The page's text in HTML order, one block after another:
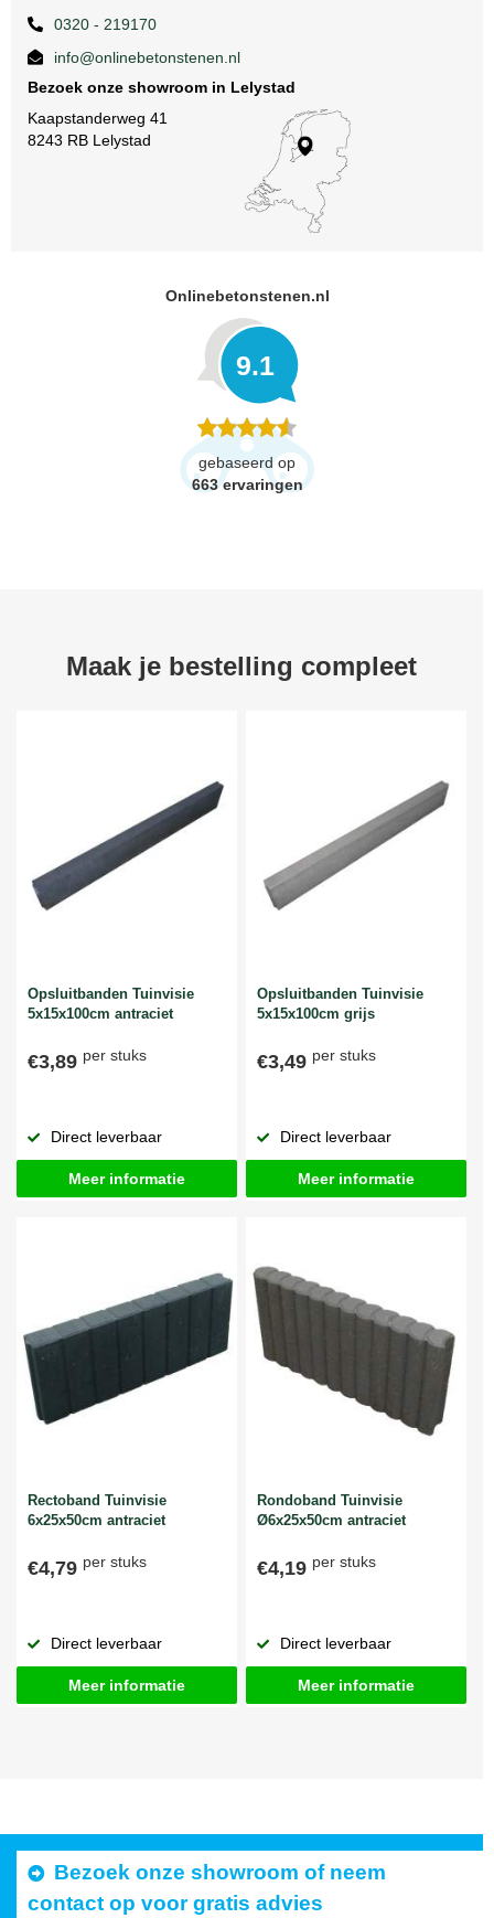
0320 - 219170
info@onlinebetonstenen.nl
Bezoek onze showroom in Lelystad
Kaapstanderweg 41
8243 RB Lelystad
Onlinebetonstenen.nl
9.1
gebaseerd op
663 ervaringen
Maak je bestelling compleet
Opsluitbanden Tuinvisie
5x15x100cm antraciet
€3,89 per stuks
Direct leverbaar
Meer informatie
Opsluitbanden Tuinvisie
5x15x100cm grijs
€3,49 per stuks
Direct leverbaar
Meer informatie
Rectoband Tuinvisie
6x25x50cm antraciet
€4,79 per stuks
Direct leverbaar
Meer informatie
Rondoband Tuinvisie
Ø6x25x50cm antraciet
€4,19 per stuks
Direct leverbaar
Meer informatie
Bezoek onze showroom of neem
contact op voor gratis advies